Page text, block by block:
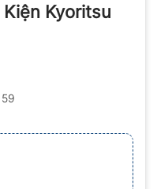
Kyoritsu
59